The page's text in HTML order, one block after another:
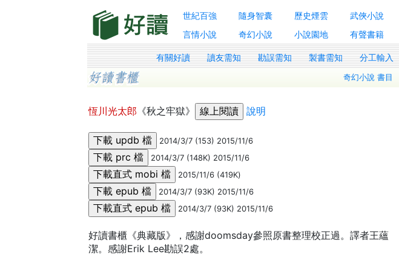
世紀百強 隨身智囊 歷史煙雲 武俠小說
言情小說
奇幻小說 小說園地 有聲書籍
有關好讀 讀友需知 勘誤需知 製書需知 分工輸入
奇幻小說 書目
恆川光太郎 《秋之牢獄》 說明
2014/3/7 (153) 2015/11/6
2014/3/7 (148K) 2015/11/6
2015/11/6 (419K)
2014/3/7 (93K) 2015/11/6
2014/3/7 (93K) 2015/11/6
好讀書櫃《典藏版》，感謝doomsday參照原書整理校正過。譯者王蘊
潔。感謝Erik Lee勘誤2處。